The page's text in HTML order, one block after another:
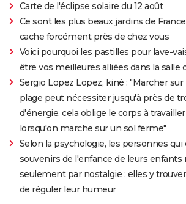
Carte de l'éclipse solaire du 12 août
Ce sont les plus beaux jardins de
cache forcément près de chez vous
Voici pourquoi les pastilles pour lave-
être vos meilleures alliées dans la salle
Sergio Lopez Lopez, kiné : "Marcher sur
plage peut nécessiter jusqu'à près de
d'énergie, cela oblige le corps à
lorsqu'on marche sur un sol ferme"
Selon la psychologie, les personnes
souvenirs de l'enfance de leurs enfants
seulement par nostalgie : elles y
de réguler leur humeur